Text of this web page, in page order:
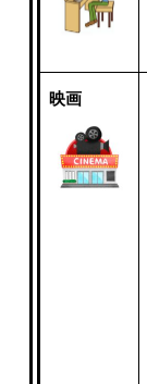
映画